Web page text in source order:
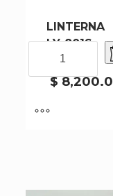
LINTERNA
LY-801S-
240
$
801S-
cantidad